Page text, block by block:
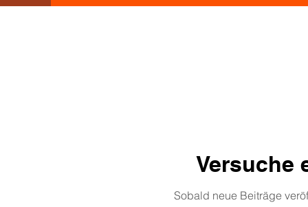
Versuche
Sobald neue Beiträge